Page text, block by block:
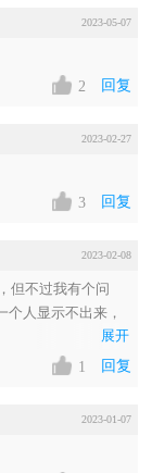
2023-05-07
2
回复
2023-02-27
3
回复
2023-02-08
但不过我有个问
人显示不出来，
展开
1
回复
2023-01-07